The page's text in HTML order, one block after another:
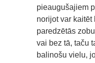
pieaugušajiem
norijot var
paredzētās
vai bez tā, taču
balinošu vielu,